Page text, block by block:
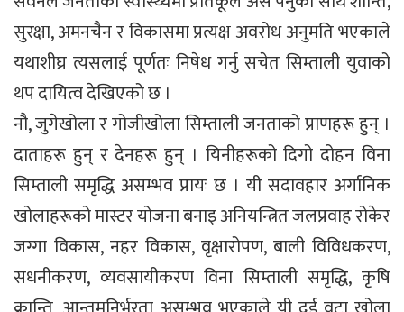
सुरक्षा, अमनचैन र विकासमा प्रत्यक्ष अवरोध अनुमति भएकाले
यथाशीघ्र त्यसलाई पूर्णतः निषेध गर्नु सचेत सिम्ताली युवाको
थप दायित्व देखिएको छ ।
नौ, जुगेखोला र गोजीखोला सिम्ताली जनताको प्राणहरू हुन् ।
दाताहरू हुन् र देनहरू हुन् । यिनीहरूको दिगो दोहन विना
सिम्ताली समृद्धि असम्भव प्रायः छ । यी सदावहार अर्गानिक
खोलाहरूको मास्टर योजना बनाइ अनियन्त्रित जलप्रवाह रोकेर
जग्गा विकास, नहर विकास, वृक्षारोपण, बाली विविधकरण,
सधनीकरण, व्यवसायीकरण विना सिम्ताली समृद्धि, कृषि